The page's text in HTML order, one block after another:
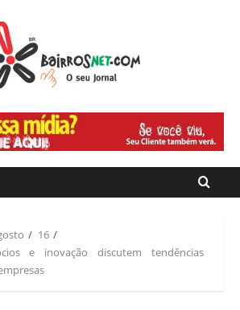
16
e inovação discutem tendências